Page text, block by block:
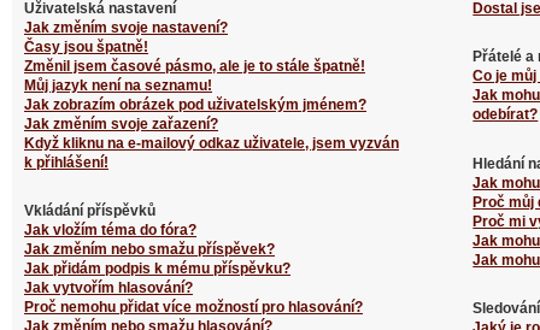
Uživatelská nastavení
Jak změním svoje nastavení?
Časy jsou špatně!
Změnil jsem časové pásmo, ale je to stále špatně!
Můj jazyk není na seznamu!
Jak zobrazím obrázek pod uživatelským jménem?
Jak změním svoje zařazení?
Když kliknu na e-mailový odkaz uživatele, jsem vyzván
k přihlášení!
Vkládání příspěvků
Jak vložím téma do fóra?
Jak změním nebo smažu příspěvek?
Jak přidám podpis k mému příspěvku?
Jak vytvořím hlasování?
Proč nemohu přidat více možností pro hlasování?
Dostal
Přátelé a
Co je
Jak
odebírat?
Hledání
Jak
Proč můj
Proč mi
Jak
Jak